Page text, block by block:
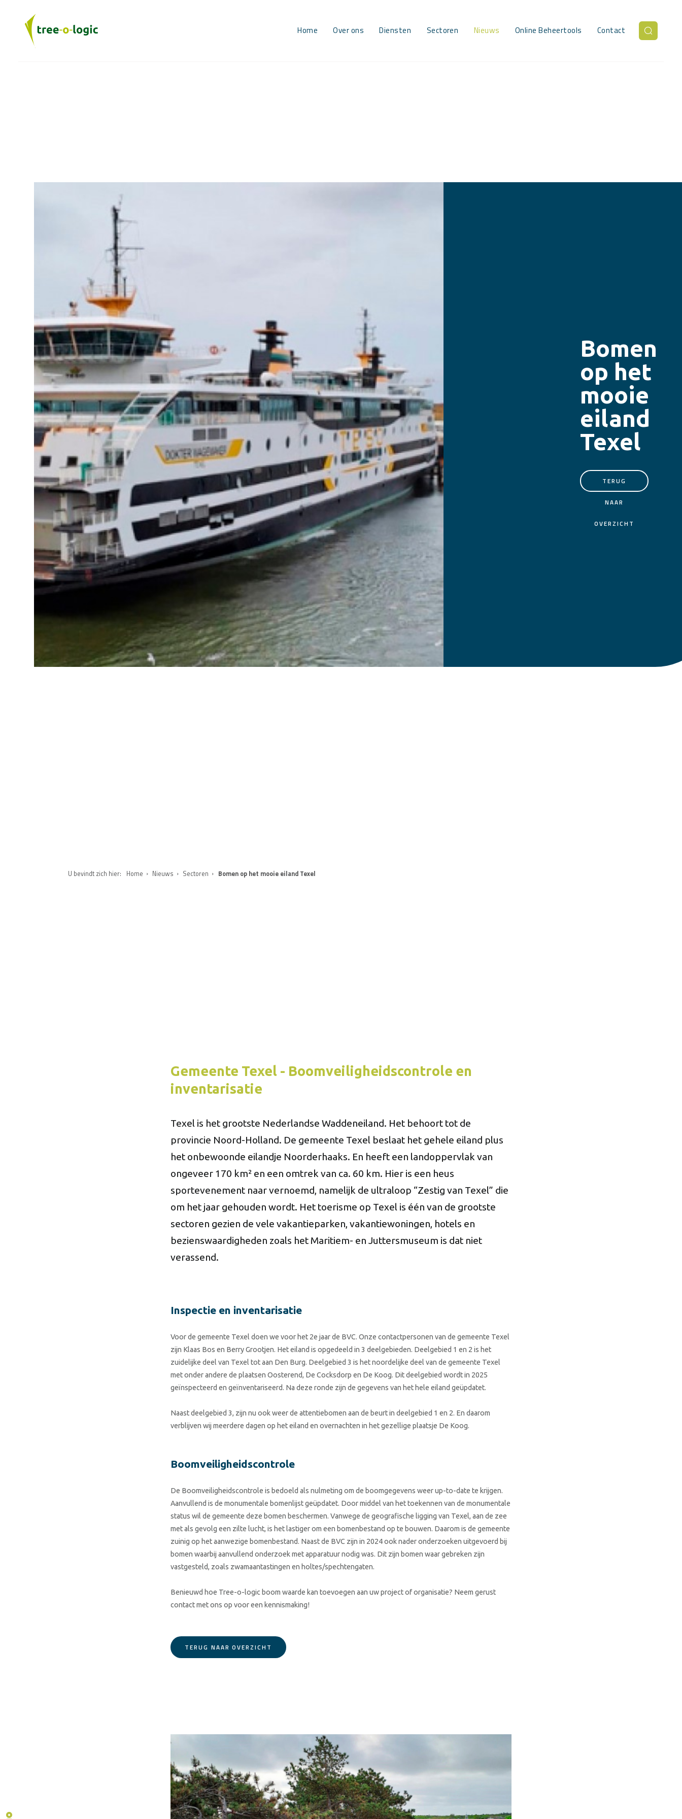
Home Over ons Diensten Sectoren Nieuws Online Beheertools Contact
Bomen
op het
mooie
eiland
Texel
TERUG
NAAR
OVERZICHT
U bevindt zich hier: Home Nieuws Sectoren Bomen op het mooie eiland Texel
Gemeente Texel - Boomveiligheidscontrole en
inventarisatie
Texel is het grootste Nederlandse Waddeneiland. Het behoort tot de
provincie Noord-Holland. De gemeente Texel beslaat het gehele eiland plus
het onbewoonde eilandje Noorderhaaks. En heeft een landoppervlak van
ongeveer 170 km² en een omtrek van ca. 60 km. Hier is een heus
sportevenement naar vernoemd, namelijk de ultraloop “Zestig van Texel” die
om het jaar gehouden wordt. Het toerisme op Texel is één van de grootste
sectoren gezien de vele vakantieparken, vakantiewoningen, hotels en
bezienswaardigheden zoals het Maritiem- en Juttersmuseum is dat niet
verassend.
Inspectie en inventarisatie
Voor de gemeente Texel doen we voor het 2e jaar de BVC. Onze contactpersonen van de gemeente Texel
zijn Klaas Bos en Berry Grootjen. Het eiland is opgedeeld in 3 deelgebieden. Deelgebied 1 en 2 is het
zuidelijke deel van Texel tot aan Den Burg. Deelgebied 3 is het noordelijke deel van de gemeente Texel
met onder andere de plaatsen Oosterend, De Cocksdorp en De Koog. Dit deelgebied wordt in 2025
geïnspecteerd en geïnventariseerd. Na deze ronde zijn de gegevens van het hele eiland geüpdatet.
Naast deelgebied 3, zijn nu ook weer de attentiebomen aan de beurt in deelgebied 1 en 2. En daarom
verblijven wij meerdere dagen op het eiland en overnachten in het gezellige plaatsje De Koog.
Boomveiligheidscontrole
De Boomveiligheidscontrole is bedoeld als nulmeting om de boomgegevens weer up-to-date te krijgen.
Aanvullend is de monumentale bomenlijst geüpdatet. Door middel van het toekennen van de monumentale
status wil de gemeente deze bomen beschermen. Vanwege de geografische ligging van Texel, aan de zee
met als gevolg een zilte lucht, is het lastiger om een bomenbestand op te bouwen. Daarom is de gemeente
zuinig op het aanwezige bomenbestand. Naast de BVC zijn in 2024 ook nader onderzoeken uitgevoerd bij
bomen waarbij aanvullend onderzoek met apparatuur nodig was. Dit zijn bomen waar gebreken zijn
vastgesteld, zoals zwamaantastingen en holtes/spechtengaten.
Benieuwd hoe Tree-o-logic boom waarde kan toevoegen aan uw project of organisatie? Neem gerust
contact met ons op voor een kennismaking!
TERUG NAAR OVERZICHT